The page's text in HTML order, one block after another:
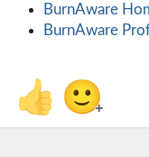
BurnAware
BurnAware
👍 🙂+